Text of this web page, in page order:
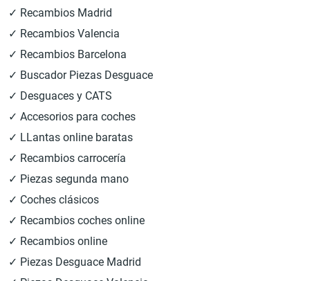
✓ Recambios Madrid
✓ Recambios Valencia
✓ Recambios Barcelona
✓ Buscador Piezas Desguace
✓ Desguaces y CATS
✓ Accesorios para coches
✓ LLantas online baratas
✓ Recambios carrocería
✓ Piezas segunda mano
✓ Coches clásicos
✓ Recambios coches online
✓ Recambios online
✓ Piezas Desguace Madrid